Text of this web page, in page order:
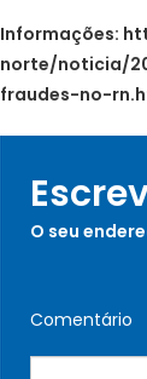
Informações:
norte/noticia/
fraudes-no-
O seu
Comentário